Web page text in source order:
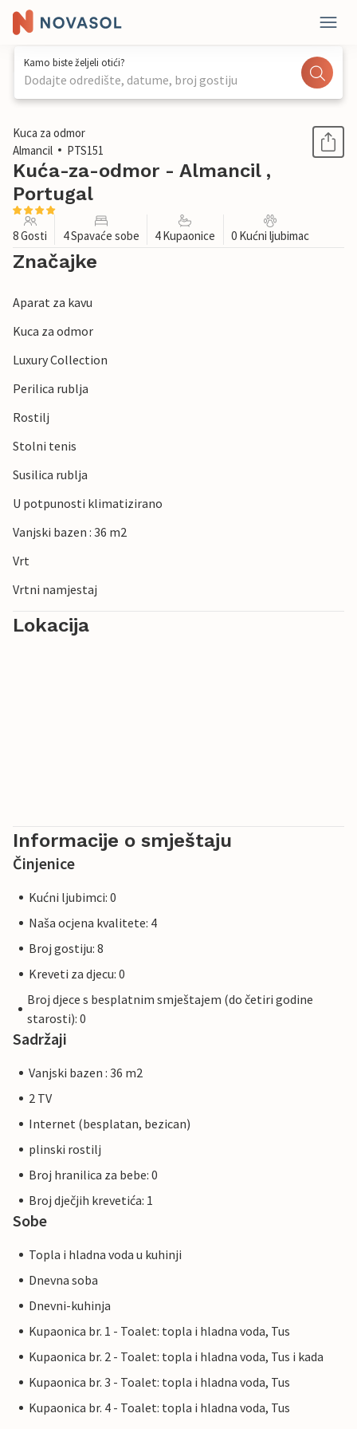
Kamo biste željeli otići?
Dodajte odredište, datume, broj gostiju
1 / 38
Kuca za odmor
Almancil
PTS151
Kuća-za-odmor - Almancil ,
Portugal
8 Gosti 4 Spavaće sobe 4 Kupaonice 0 Kućni ljubimac
Značajke
Aparat za kavu
Kuca za odmor
Luxury Collection
Perilica rublja
Rostilj
Stolni tenis
Susilica rublja
U potpunosti klimatizirano
Vanjski bazen : 36 m2
Vrt
Vrtni namjestaj
Lokacija
Informacije o smještaju
Činjenice
Kućni ljubimci: 0
Naša ocjena kvalitete: 4
Broj gostiju: 8
Kreveti za djecu: 0
Broj djece s besplatnim smještajem (do četiri godine
starosti): 0
Sadržaji
Vanjski bazen : 36 m2
2 TV
Internet (besplatan, bezican)
plinski rostilj
Broj hranilica za bebe: 0
Broj dječjih krevetića: 1
Sobe
Topla i hladna voda u kuhinji
Dnevna soba
Dnevni-kuhinja
Kupaonica br. 1 - Toalet: topla i hladna voda, Tus
Kupaonica br. 2 - Toalet: topla i hladna voda, Tus i kada
Kupaonica br. 3 - Toalet: topla i hladna voda, Tus
Kupaonica br. 4 - Toalet: topla i hladna voda, Tus